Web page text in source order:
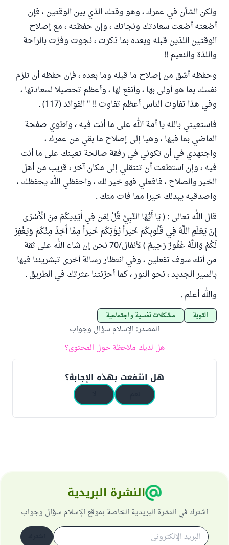
ولكن الشأن في عمرك ، وهو وقتك الذي بين الوقتين ، فإن
أضعته أضعت سعادتك ونجاتك ، وإن حفظته ، مع إصلاح
الوقتين اللذين قبله وبعده بما ذكرت ، نجوت وفزت بالراحة
واللذة والنعيم !!
وحفظه أشق من إصلاح ما قبله وما بعده ، فإن حفظه أن تلزم
نفسك بما هو أولى بها ، وأنفع لها ، وأعظم تحصيلا لسعادتها ،
وفي هذا تفاوت الناس أعظم تفاوت !! " الفوائد (117) .
فاستعيني بالله يا أمة الله على ما أنت فيه ، واطوي صفحة
الماضي بما فيها ، وهيا إلى إصلاح ما بقي من عمرك ،
واجتهدي في أن تكوني في رفقة صالحة تعينك على ما أنت
فيه ، وإن استطعت أن تنتقلي إلى مكان آخر ، قريب من أهل
الخير والصلاح ، فافعلي فهو خير لك ، واحفظي الله يحفظك ،
واصدقيه يبدلك خيرا مما فات منك .
قال الله تعالى : ( يَا أَيُّهَا النَّبِيُّ قُلْ لِمَنْ فِي أَيْدِيكُمْ مِنَ الْأَسْرَى
إِنْ يَعْلَمِ اللَّهُ فِي قُلُوبِكُمْ خَيْراً يُؤْتِكُمْ خَيْراً مِمَّا أُخِذَ مِنْكُمْ وَيَغْفِرْ
لَكُمْ وَاللَّهُ غَفُورٌ رَحِيمٌ ) لأنفال/70 نحن إن شاء الله على ثقة
من أنك سوف تفعلين ، وفي انتظار رسالة أخرى تبشريننا فيها
بالسير الجديد ، نحو النور ، كما أحزنتنا عثرتك في الطريق .
والله أعلم .
التوبة مشكلات نفسية واجتماعية
المصدر: الإسلام سؤال وجواب
هل لديك ملاحظة حول المحتوى؟
هل انتفعت بهذه الإجابة؟
النشرة البريدية
اشترك في النشرة البريدية الخاصة بموقع الإسلام سؤال وجواب